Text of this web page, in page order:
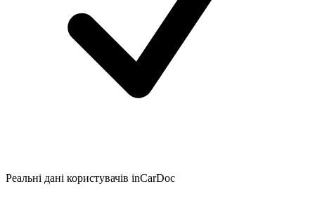
Реальні дані користувачів inCarDoc